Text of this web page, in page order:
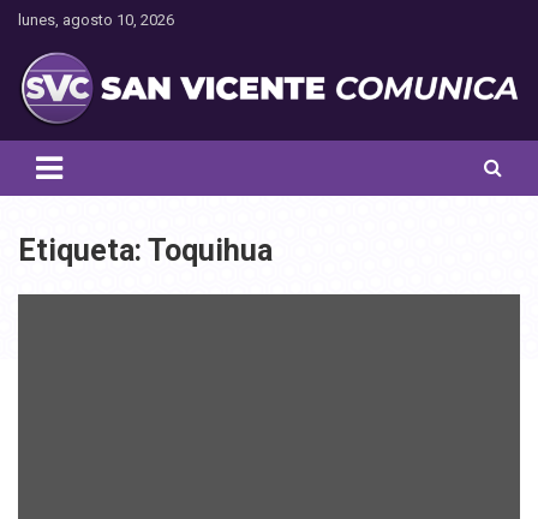
Saltar
contenido
lunes, agosto 10, 2026
San Vicente Comunica
Toda la actualidad noticiosa de nuestra comuna
Etiqueta: Toquihua